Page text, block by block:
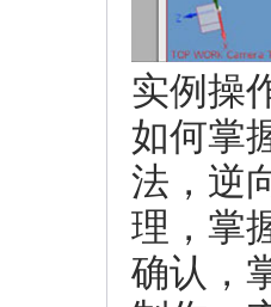
实例操
如何掌
法，逆
理，掌
确认，